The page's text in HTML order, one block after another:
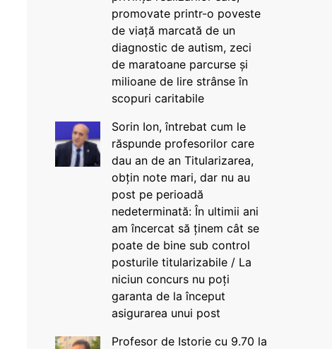
promovate printr-o poveste
de viață marcată de un
diagnostic de autism, zeci
de maratoane parcurse și
milioane de lire strânse în
scopuri caritabile
Sorin Ion, întrebat cum le
răspunde profesorilor care
dau an de an Titularizarea,
obțin note mari, dar nu au
post pe perioadă
nedeterminată: În ultimii ani
am încercat să ținem cât se
poate de bine sub control
posturile titularizabile / La
niciun concurs nu poți
garanta de la început
asigurarea unui post
Profesor de Istorie cu 9.70 la